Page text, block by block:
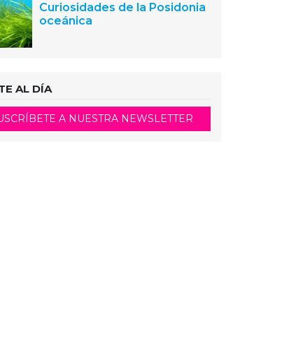
Curiosidades de la Posidonia
oceánica
AL DÍA
A NUESTRA NEWSLETTER